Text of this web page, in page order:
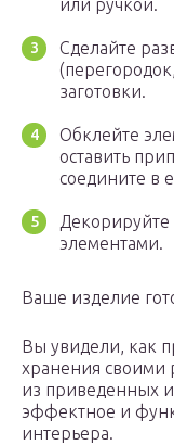
или ручкой.
Сделайте
заготовки.
Обклейте
оставить
соедините в
элементами.
Ваше изделие
Вы увидели, как
хранения своими
из приведенных
эффектное и
интерьера.